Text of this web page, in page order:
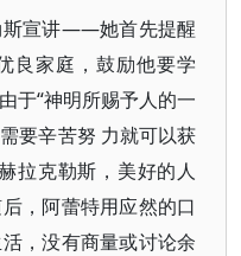
斯宣讲——她首先提醒
良家庭，鼓励他要学
于“神明所赐予人的一
要辛苦努 力就可以获
拉克勒斯，美好的人
，阿蕾特用应然的口
，没有商量或讨论余